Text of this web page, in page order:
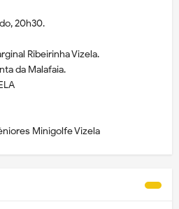
20h30.
Ribeirinha Vizela.
da Malafaia.
Minigolfe Vizela